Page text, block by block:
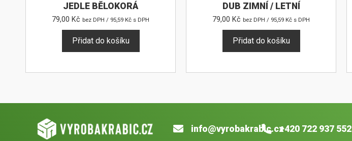
JEDLE BĚLOKORÁ
79,00 Kč bez DPH / 95,59 Kč s DPH
Přidat do košíku
DUB ZIMNÍ / LETNÍ
79,00 Kč bez DPH / 95,59 Kč s DPH
Přidat do košíku
info@vyrobakrabic.cz+420 722 937 552